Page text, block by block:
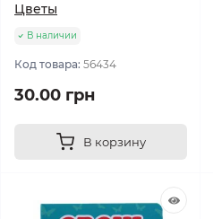
Цветы
В наличии
Код товара: 56434
30.00 грн
В корзину